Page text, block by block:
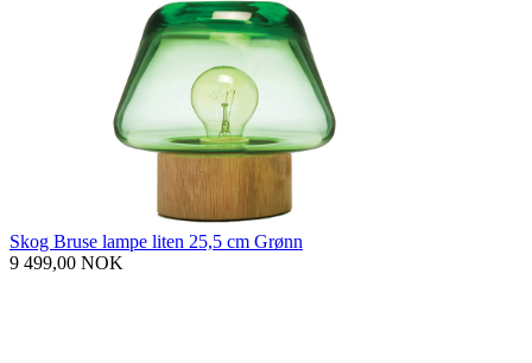
Skog Bruse lampe liten 25,5 cm Grønn
9 499,00 NOK